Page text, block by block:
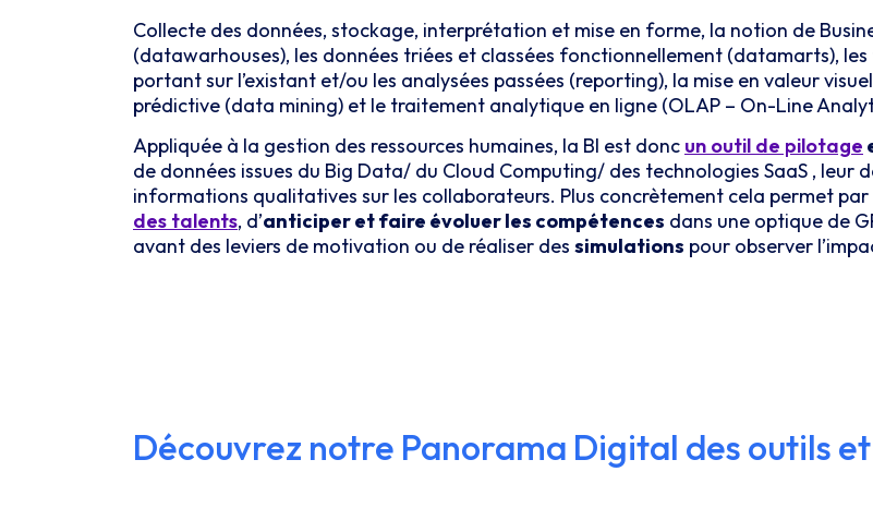
Collecte des données, stockage, interprétation et mise en forme, la notion de
(datawarhouses), les données triées et classées fonctionnellement (datamarts),
portant sur l’existant et/ou les analysées passées (reporting), la mise en valeur
prédictive (data mining) et le traitement analytique en ligne (OLAP – On-Line
Appliquée à la gestion des ressources humaines, la BI est donc un outil de pilotage
de données issues du Big Data/ du Cloud Computing/ des technologies SaaS , leur
informations qualitatives sur les collaborateurs. Plus concrètement cela permet par
des talents, d’anticiper et faire évoluer les compétences dans une optique de
avant des leviers de motivation ou de réaliser des simulations pour observer
Découvrez notre Panorama Digital des outils et